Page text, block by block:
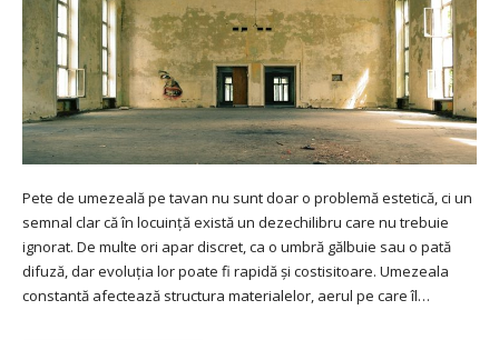
Pete de umezeală pe tavan nu sunt doar o problemă estetică, ci un
semnal clar că în locuință există un dezechilibru care nu trebuie
ignorat. De multe ori apar discret, ca o umbră gălbuie sau o pată
difuză, dar evoluția lor poate fi rapidă și costisitoare. Umezeala
constantă afectează structura materialelor, aerul pe care îl…